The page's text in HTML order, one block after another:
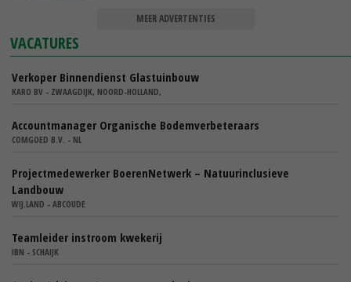
MEER ADVERTENTIES
VACATURES
Verkoper Binnendienst Glastuinbouw
KARO BV - ZWAAGDIJK, NOORD-HOLLAND,
Accountmanager Organische Bodemverbeteraars
COMGOED B.V. - NL
Projectmedewerker BoerenNetwerk – Natuurinclusieve
Landbouw
WIJ.LAND - ABCOUDE
Teamleider instroom kwekerij
IBN - SCHAIJK